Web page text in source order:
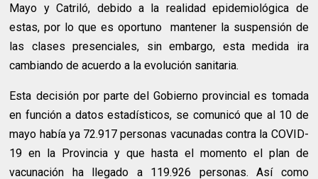
Mayo y Catriló, debido a la realidad epidemiológica de
estas, por lo que es oportuno mantener la suspensión de
las clases presenciales, sin embargo, esta medida ira
cambiando de acuerdo a la evolución sanitaria.
Esta decisión por parte del Gobierno provincial es tomada
en función a datos estadísticos, se comunicó que al 10 de
mayo había ya 72.917 personas vacunadas contra la COVID-
19 en la Provincia y que hasta el momento el plan de
vacunación ha llegado a 119.926 personas. Así como